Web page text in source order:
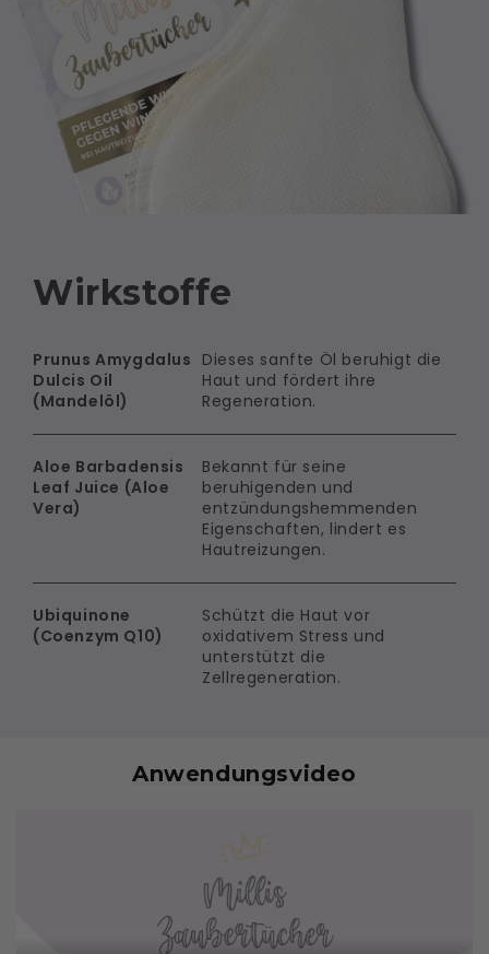
Wirkstoffe
Prunus Amygdalus
Dulcis Oil
(Mandelöl)
Dieses sanfte Öl beruhigt die
Haut und fördert ihre
Regeneration.
Aloe Barbadensis
Leaf Juice (Aloe
Vera)
Bekannt für seine
beruhigenden und
entzündungshemmenden
Eigenschaften, lindert es
Hautreizungen.
Ubiquinone
(Coenzym Q10)
Schützt die Haut vor
oxidativem Stress und
unterstützt die
Zellregeneration.
Anwendungsvideo